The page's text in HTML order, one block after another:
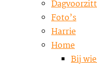
Foto’s
Harrie
Home
Bij